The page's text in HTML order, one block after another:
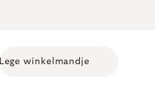
Shopping cart
Lege winkelmandje